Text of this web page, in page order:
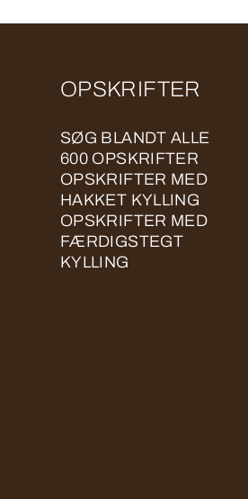
OPSKRIFTER
SØG BLANDT ALLE
600 OPSKRIFTER
OPSKRIFTER MED
HAKKET KYLLING
OPSKRIFTER MED
FÆRDIGSTEGT
KYLLING